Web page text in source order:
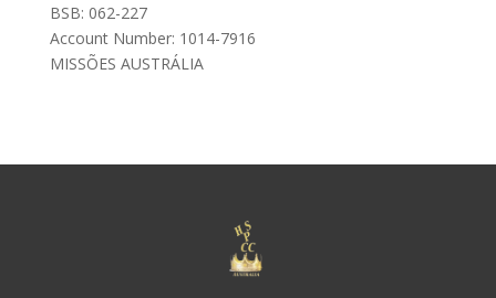
BSB: 062-227
Account Number: 1014-7916
MISSÕES AUSTRÁLIA